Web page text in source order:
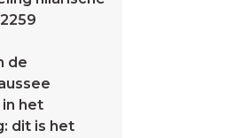
de
het
dit is het